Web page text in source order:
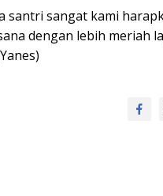
santri sangat kami
dengan lebih meriah